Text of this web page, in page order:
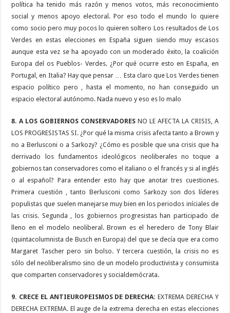
política ha tenido más razón y menos votos, más reconocimiento
social y menos apoyo electoral. Por eso todo el mundo lo quiere
como socio pero muy pocos lo quieren soltero Los resultados de Los
Verdes en estas elecciones en España siguen siendo muy escasos
aunque esta vez se ha apoyado con un moderado éxito, la coalición
Europa del os Pueblos- Verdes. ¿Por qué ocurre esto en España, en
Portugal, en Italia? Hay que pensar … Esta claro que Los Verdes tienen
espacio político pero , hasta el momento, no han conseguido un
espacio electoral autónomo. Nada nuevo y eso es lo malo
8. A LOS GOBIERNOS CONSERVADORES NO LE AFECTA LA CRISIS, A
LOS PROGRESISTAS SI. ¿Por qué la misma crisis afecta tanto a Brown y
no a Berlusconi o a Sarkozy? ¿Cómo es posible que una crisis que ha
derrivado los fundamentos ideológicos neoliberales no toque a
gobiernos tan conservadores como el italiano o el francés y si al inglés
o al español? Para entender esto hay que anotar tres cuestiones.
Primera cuestión , tanto Berlusconi como Sarkozy son dos líderes
populistas que suelen manejarse muy bien en los periodos iníciales de
las crisis. Segunda , los gobiernos progresistas han participado de
lleno en el modelo neoliberal. Brown es el heredero de Tony Blair
(quintacolumnista de Busch en Europa) del que se decía que era como
Margaret Tascher pero sin bolso. Y tercera cuestión, la crisis no es
sólo del neoliberalismo sino de un modelo productivista y consumista
que comparten conservadores y socialdemócrata.
9. CRECE EL ANTIEUROPEISMOS DE DERECHA: EXTREMA DERECHA Y
DERECHA EXTREMA. El auge de la extrema derecha en estas elecciones